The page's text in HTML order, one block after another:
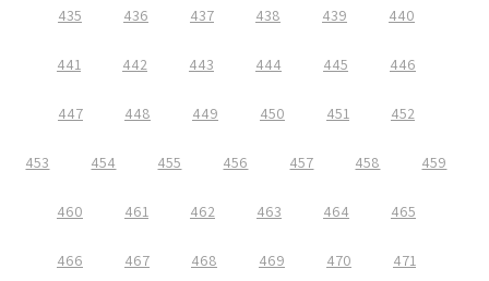
435 436 437 438 439 440
441 442 443 444 445 446
447 448 449 450 451 452
453 454 455 456 457 458 459
460 461 462 463 464 465
466 467 468 469 470 471